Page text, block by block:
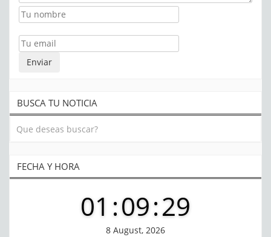
BUSCA TU NOTICIA
FECHA Y HORA
01 :09:29
8 August, 2026